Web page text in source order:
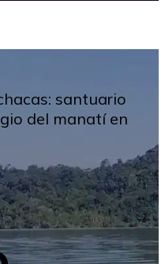
santuario
del manatí en